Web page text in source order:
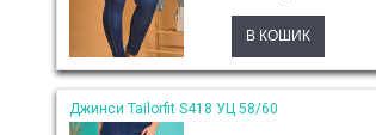
Джинси Tailorfit S418 УЦ 58/60